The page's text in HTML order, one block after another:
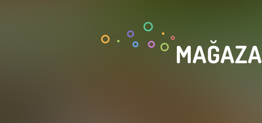
MAĞAZA